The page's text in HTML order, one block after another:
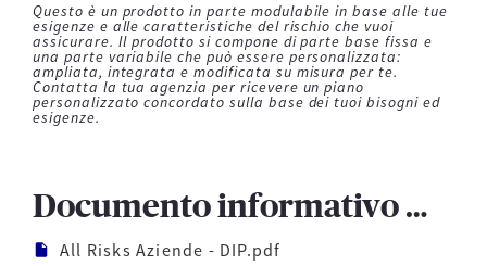
Questo è un prodotto in parte modulabile in base alle tue
esigenze e alle caratteristiche del rischio che vuoi
assicurare. Il prodotto si compone di parte base fissa e
una parte variabile che può essere personalizzata:
ampliata, integrata e modificata su misura per te.
Contatta la tua agenzia per ricevere un piano
personalizzato concordato sulla base dei tuoi bisogni ed
esigenze.
Documento informativo precontrattuale
All Risks Aziende - DIP.pdf